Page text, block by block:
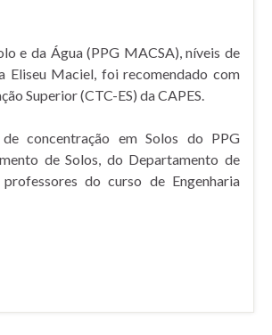
e da Água (PPG MACSA), níveis de
Eliseu Maciel, foi recomendado com
Superior (CTC-ES) da CAPES.
concentração em Solos do PPG
de Solos, do Departamento de
do curso de Engenharia